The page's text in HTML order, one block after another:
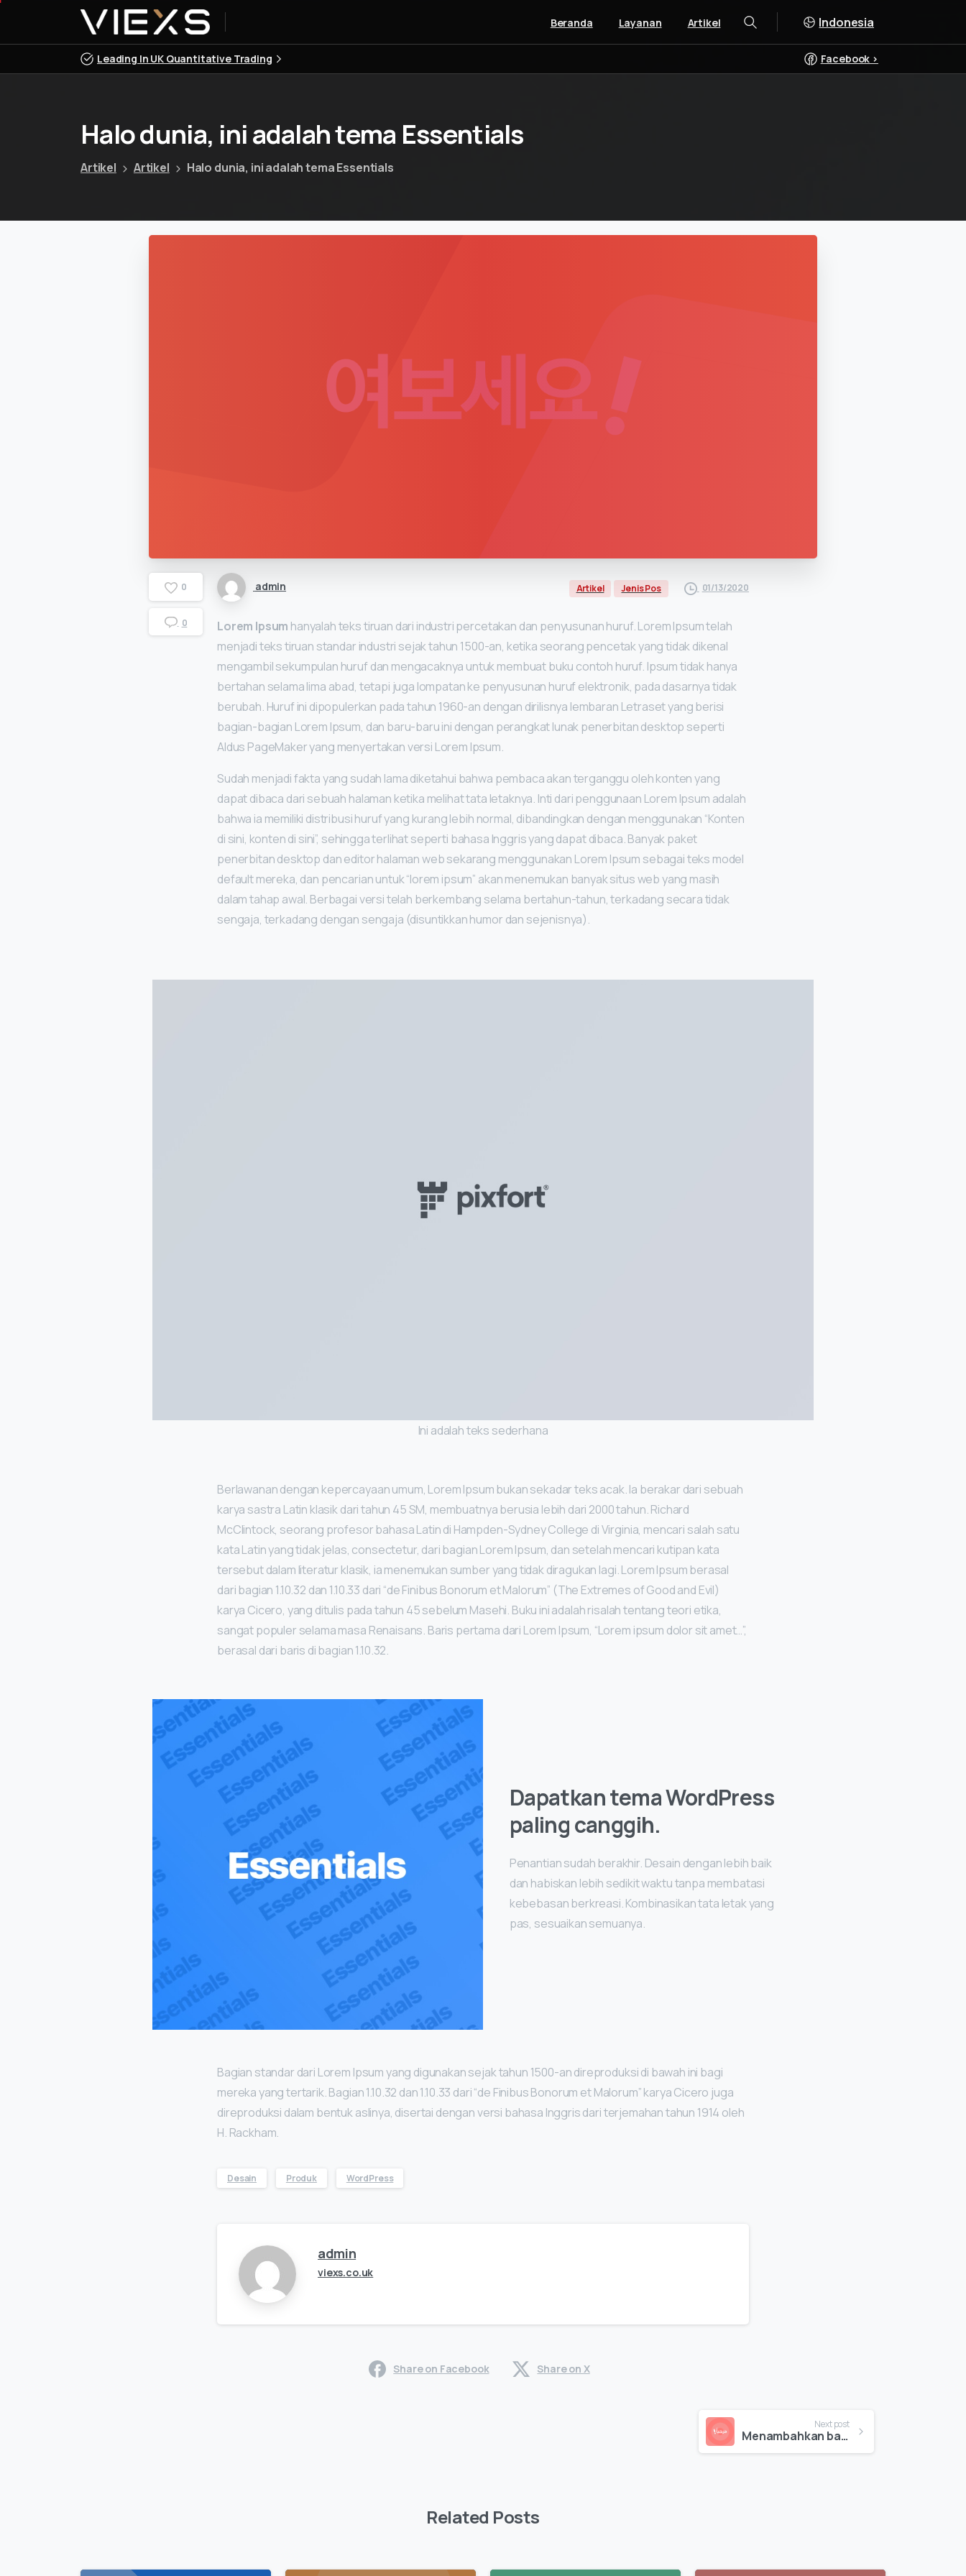
Beranda Layanan Artikel
Pencarian Indonesia
Leading In UK Quantitative Trading Facebook >
Halodunia, iniadalahtema Essentials
Artikel Artikel Halo dunia, ini adalah tema Essentials
0
0
admin Artikel Jenis Pos 01/13/2020
Lorem Ipsum hanyalah teks tiruan dari industri percetakan dan penyusunan huruf. Lorem Ipsum telah
menjadi teks tiruan standar industri sejak tahun 1500-an, ketika seorang pencetak yang tidak dikenal
mengambil sekumpulan huruf dan mengacaknya untuk membuat buku contoh huruf. Ipsum tidak hanya
bertahan selama lima abad, tetapi juga lompatan ke penyusunan huruf elektronik, pada dasarnya tidak
berubah. Huruf ini dipopulerkan pada tahun 1960-an dengan dirilisnya lembaran Letraset yang berisi
bagian-bagian Lorem Ipsum, dan baru-baru ini dengan perangkat lunak penerbitan desktop seperti
Aldus PageMaker yang menyertakan versi Lorem Ipsum.
Sudah menjadi fakta yang sudah lama diketahui bahwa pembaca akan terganggu oleh konten yang
dapat dibaca dari sebuah halaman ketika melihat tata letaknya. Inti dari penggunaan Lorem Ipsum adalah
bahwa ia memiliki distribusi huruf yang kurang lebih normal, dibandingkan dengan menggunakan “Konten
di sini, konten di sini”, sehingga terlihat seperti bahasa Inggris yang dapat dibaca. Banyak paket
penerbitan desktop dan editor halaman web sekarang menggunakan Lorem Ipsum sebagai teks model
default mereka, dan pencarian untuk “lorem ipsum” akan menemukan banyak situs web yang masih
dalam tahap awal. Berbagai versi telah berkembang selama bertahun-tahun, terkadang secara tidak
sengaja, terkadang dengan sengaja (disuntikkan humor dan sejenisnya).
Ini adalah teks sederhana
Berlawanan dengan kepercayaan umum, Lorem Ipsum bukan sekadar teks acak. Ia berakar dari sebuah
karya sastra Latin klasik dari tahun 45 SM, membuatnya berusia lebih dari 2000 tahun. Richard
McClintock, seorang profesor bahasa Latin di Hampden-Sydney College di Virginia, mencari salah satu
kata Latin yang tidak jelas, consectetur, dari bagian Lorem Ipsum, dan setelah mencari kutipan kata
tersebut dalam literatur klasik, ia menemukan sumber yang tidak diragukan lagi. Lorem Ipsum berasal
dari bagian 1.10.32 dan 1.10.33 dari “de Finibus Bonorum et Malorum” (The Extremes of Good and Evil)
karya Cicero, yang ditulis pada tahun 45 sebelum Masehi. Buku ini adalah risalah tentang teori etika,
sangat populer selama masa Renaisans. Baris pertama dari Lorem Ipsum, “Lorem ipsum dolor sit amet…”,
berasal dari baris di bagian 1.10.32.
Dapatkan tema WordPress
paling canggih.
Penantian sudah berakhir. Desain dengan lebih baik
dan habiskan lebih sedikit waktu tanpa membatasi
kebebasan berkreasi. Kombinasikan tata letak yang
pas, sesuaikan semuanya.
Bagian standar dari Lorem Ipsum yang digunakan sejak tahun 1500-an direproduksi di bawah ini bagi
mereka yang tertarik. Bagian 1.10.32 dan 1.10.33 dari “de Finibus Bonorum et Malorum” karya Cicero juga
direproduksi dalam bentuk aslinya, disertai dengan versi bahasa Inggris dari terjemahan tahun 1914 oleh
H. Rackham.
Desain Produk WordPress
admin
viexs.co.uk
Share on Facebook Share on X
Next post
Menambahkan bahasa ke situs web Anda
Related Posts